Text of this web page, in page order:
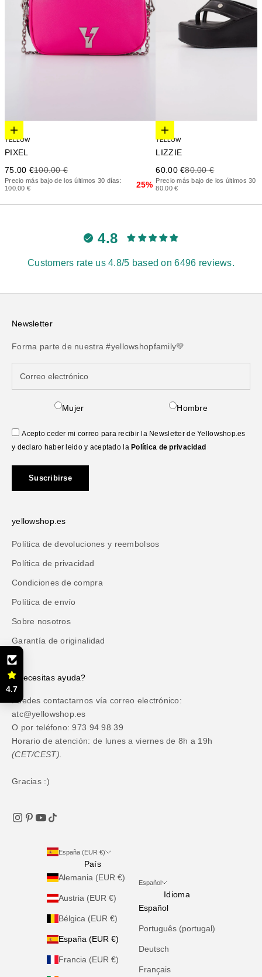
Elige opciones
YELLOW
PIXEL
Precio de oferta
75.00 €Precio anterior
100.00 €
Precio más bajo de los últimos 30 días:
100.00 €
25%
Elige opciones
YELLOW
LIZZIE
Precio de oferta
60.00 €Precio anterior
80.00 €
Precio más bajo de los últimos 30
80.00 €
4.8
Customers rate us 4.8/5 based on 6496 reviews.
Newsletter
Forma parte de nuestra #yellowshopfamily💛
Mujer Hombre
Acepto ceder mi correo para recibir la Newsletter de Yellowshop.es
y declaro haber leido y aceptado la Política de privacidad
Suscribirse
yellowshop.es
Política de devoluciones y reembolsos
Política de privacidad
Condiciones de compra
Política de envío
Sobre nosotros
Garantía de originalidad
¿Necesitas ayuda?
Puedes contactarnos vía correo electrónico:
atc@yellowshop.es
O por teléfono: 973 94 98 39
Horario de atención: de lunes a viernes de 8h a 19h
(CET/CEST).
Gracias :)
España (EUR €)
País
Alemania (EUR €)
Austria (EUR €)
Bélgica (EUR €)
España (EUR €)
Francia (EUR €)
Español
Idioma
Español
Português (portugal)
Deutsch
Français
4.7